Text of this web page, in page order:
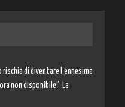
di diventare l’ennesima
non disponibile”. La